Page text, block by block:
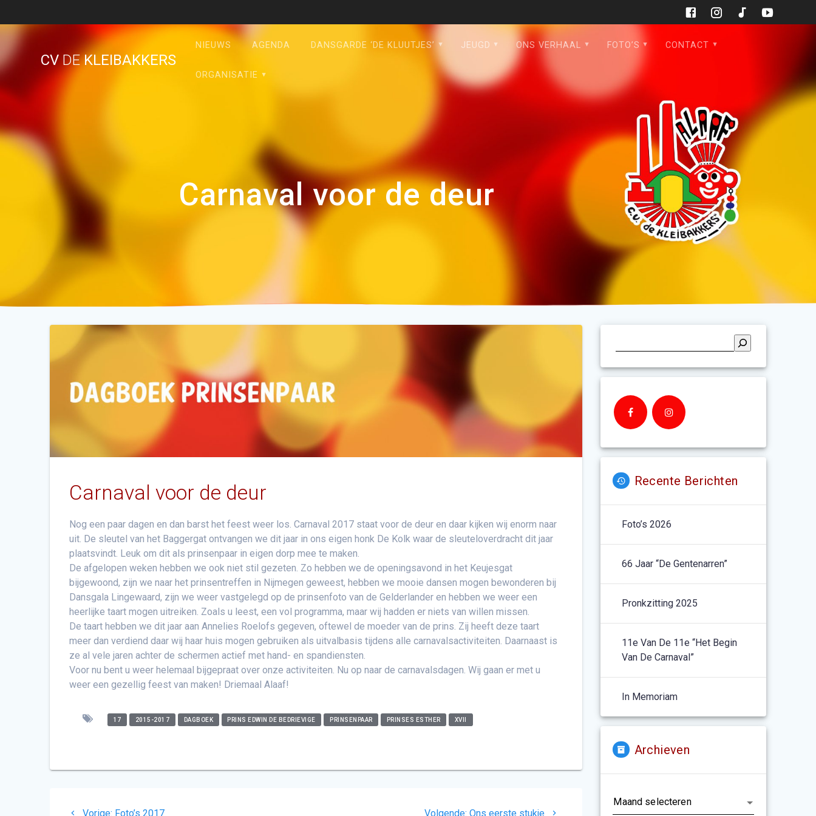
inhoud
CVDEKLEIBAKKERS
NIEUWS AGENDA DANSGARDE ‘DE KLUUTJES’ JEUGD ONS VERHAAL FOTO’S CONTACT
ORGANISATIE
Carnaval voor de deur
Carnaval voor de deur
Nog een paar dagen en dan barst het feest weer los. Carnaval 2017 staat voor de deur en daar kijken wij enorm naar
uit. De sleutel van het Baggergat ontvangen we dit jaar in ons eigen honk De Kolk waar de sleuteloverdracht dit jaar
plaatsvindt. Leuk om dit als prinsenpaar in eigen dorp mee te maken.
De afgelopen weken hebben we ook niet stil gezeten. Zo hebben we de openingsavond in het Keujesgat
bijgewoond, zijn we naar het prinsentreffen in Nijmegen geweest, hebben we mooie dansen mogen bewonderen bij
Dansgala Lingewaard, zijn we weer vastgelegd op de prinsenfoto van de Gelderlander en hebben we weer een
heerlijke taart mogen uitreiken. Zoals u leest, een vol programma, maar wij hadden er niets van willen missen.
De taart hebben we dit jaar aan Annelies Roelofs gegeven, oftewel de moeder van de prins. Zij heeft deze taart
meer dan verdiend daar wij haar huis mogen gebruiken als uitvalbasis tijdens alle carnavalsactiviteiten. Daarnaast is
ze al vele jaren achter de schermen actief met hand- en spandiensten.
Voor nu bent u weer helemaal bijgepraat over onze activiteiten. Nu op naar de carnavalsdagen. Wij gaan er met u
weer een gezellig feest van maken! Driemaal Alaaf!
17 2015-2017 DAGBOEK PRINS EDWIN DE BEDRIEVIGE PRINSENPAAR PRINSES ESTHER XVII
Bericht
Vorige: Vorig
Foto’s 2017 Volgende: Volgend
Ons eerste stukje
Recente Berichten
Foto’s 2026
66 Jaar “De Gentenarren”
Pronkzitting 2025
11e Van De 11e “het Begin
Van De Carnaval”
In Memoriam
Archieven